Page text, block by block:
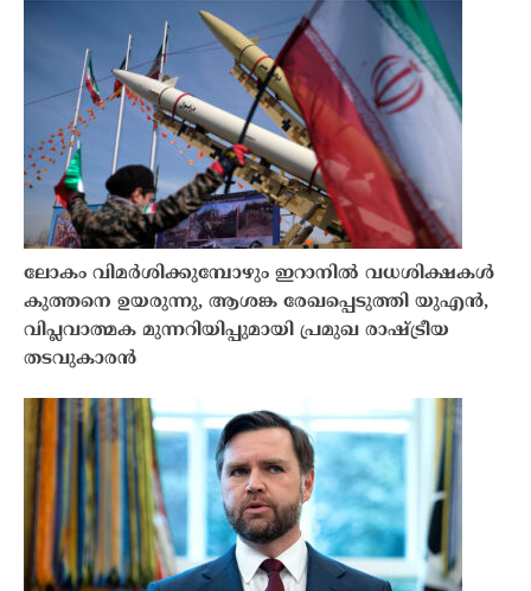
ലോകം വിമർശിക്കുമ്പോഴും ഇറാനിൽ വധശിക്ഷകൾ
കുത്തനെ ഉയരുന്നു, ആശങ്ക രേഖപ്പെടുത്തി യുഎൻ,
വിപ്ലവാത്മക മുന്നറിയിപ്പുമായി പ്രമുഖ രാഷ്ട്രീയ
തടവുകാരൻ